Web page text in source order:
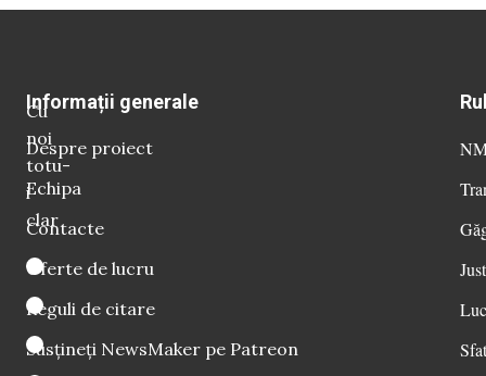
Cu
noi
totu-
i
clar
Informații generale
Despre proiect
Echipa
Contacte
Oferte de lucru
Reguli de citare
Susțineți NewsMaker pe Patreon